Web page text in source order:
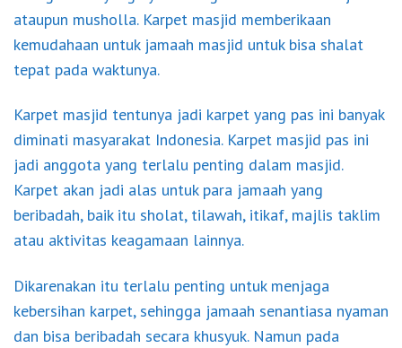
ataupun musholla. Karpet masjid memberikaan
kemudahaan untuk jamaah masjid untuk bisa shalat
tepat pada waktunya.
Karpet masjid tentunya jadi karpet yang pas ini banyak
diminati masyarakat Indonesia. Karpet masjid pas ini
jadi anggota yang terlalu penting dalam masjid.
Karpet akan jadi alas untuk para jamaah yang
beribadah, baik itu sholat, tilawah, itikaf, majlis taklim
atau aktivitas keagamaan lainnya.
Dikarenakan itu terlalu penting untuk menjaga
kebersihan karpet, sehingga jamaah senantiasa nyaman
dan bisa beribadah secara khusyuk. Namun pada